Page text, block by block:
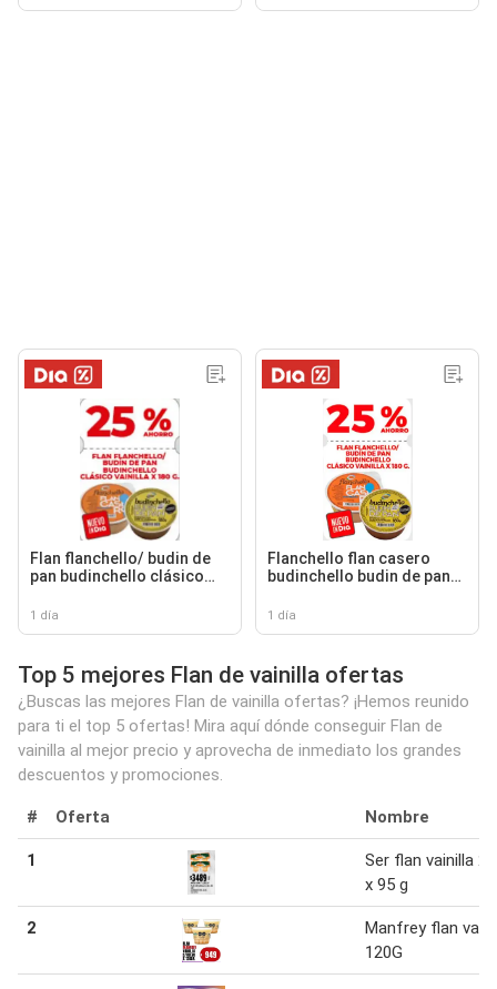
Flan flanchello/ budin de
pan budinchello clásico
1 día
Flanchello flan casero
budinchello budin de pan
1 día
Top 5 mejores Flan de vainilla ofertas
¿Buscas las mejores Flan de vainilla ofertas? ¡Hemos reunido
para ti el top 5 ofertas! Mira aquí dónde conseguir Flan de
vainilla al mejor precio y aprovecha de inmediato los grandes
descuentos y promociones.
# Oferta Nombre
1
Ser flan vainilla 2
x 95 g
2
Manfrey flan
120G